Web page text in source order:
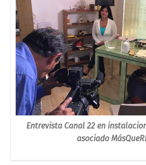
Entrevista Canal 22 en
asociado